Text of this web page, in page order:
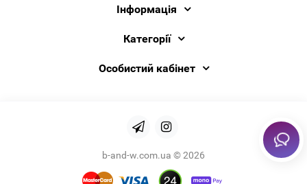
Інформація
Категорії
Особистий кабінет
b-and-w.com.ua © 2026